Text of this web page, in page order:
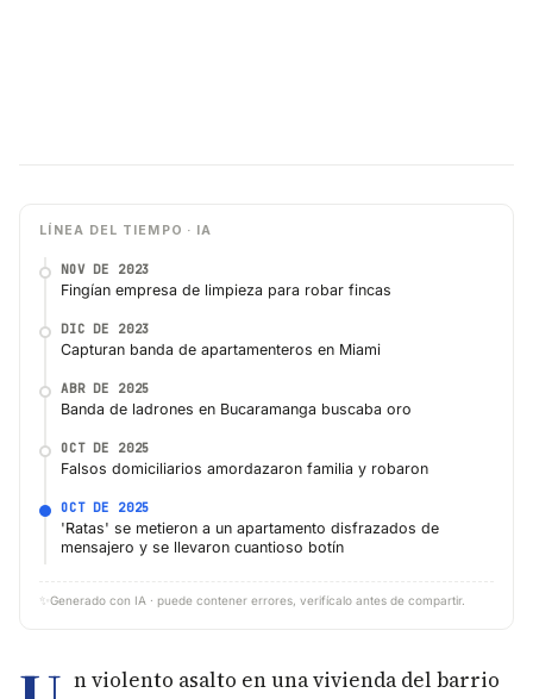
LÍNEA DEL TIEMPO · IA
NOV DE 2023
Fingían empresa de limpieza para robar fincas
DIC DE 2023
Capturan banda de apartamenteros en Miami
ABR DE 2025
Banda de ladrones en Bucaramanga buscaba oro
OCT DE 2025
Falsos domiciliarios amordazaron familia y robaron
OCT DE 2025
'Ratas' se metieron a un apartamento disfrazados de
mensajero y se llevaron cuantioso botín
✨ Generado con IA · puede contener errores, verifícalo antes de compartir.
n violento asalto en una vivienda del barrio